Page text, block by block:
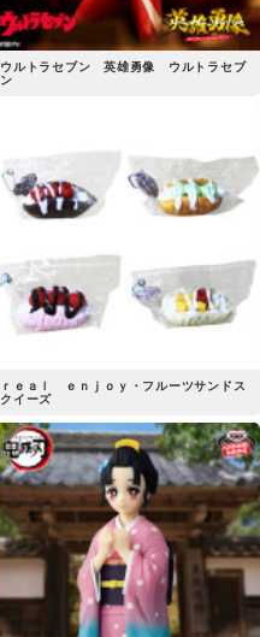
ウルトラセブン 英雄勇像 ウルトラセブ
ン
ｒｅａｌ ｅｎｊｏｙ・フルーツサンドス
クイーズ